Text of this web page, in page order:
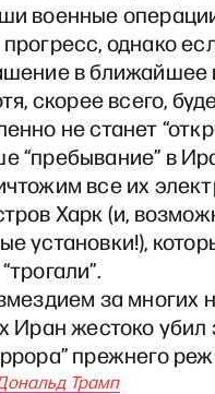
военные
однако
в ближайшее
скорее всего,
не станет
“пребывание” в
все их
Харк (и,
установки!),
за многих
Иран жестоко убил
прежнего
Трамп